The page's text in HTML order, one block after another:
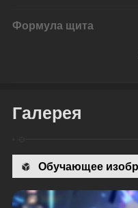
Формула щита
Галерея
Обучающее